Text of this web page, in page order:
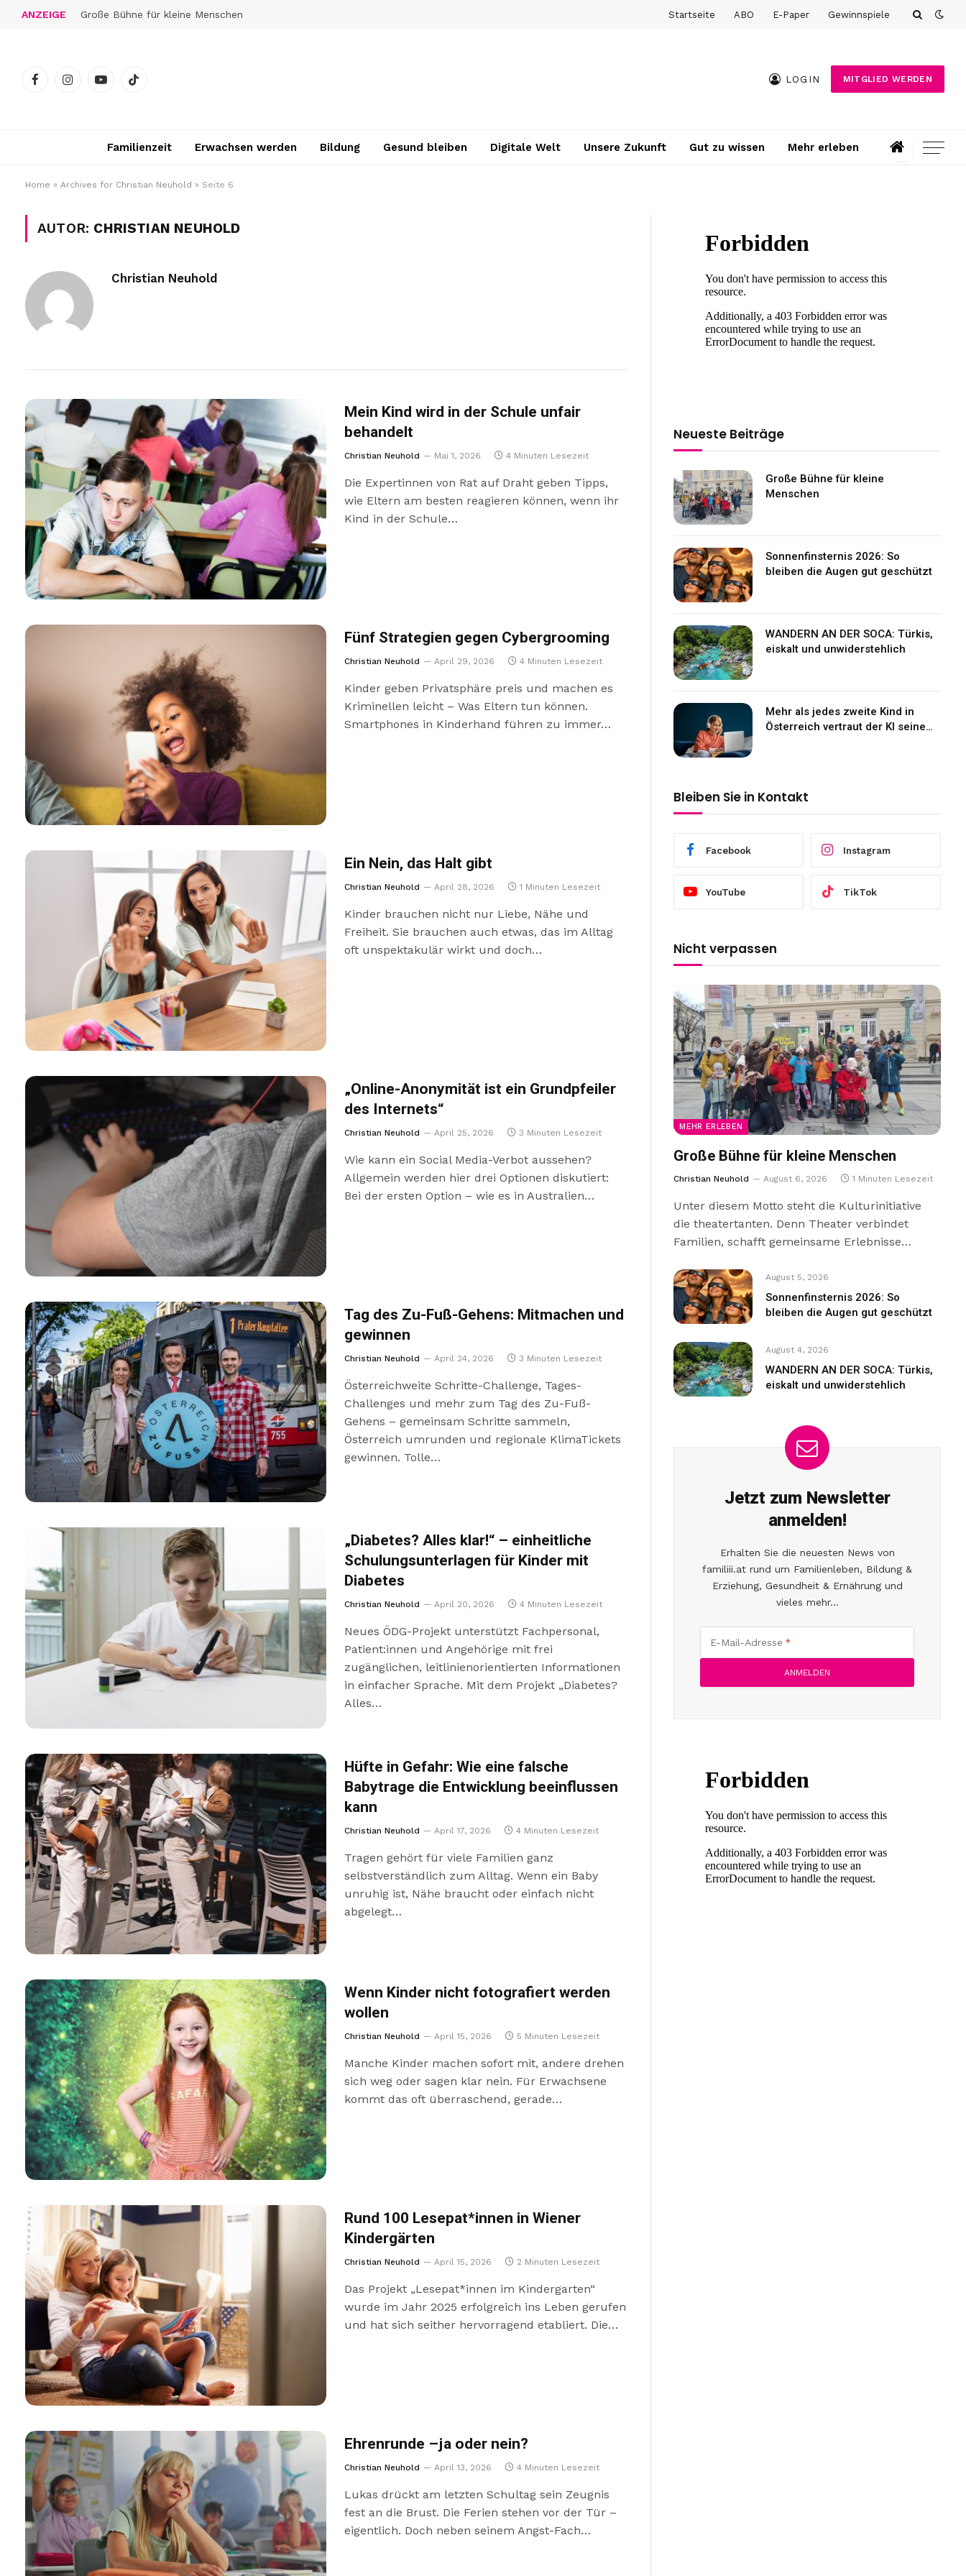
ANZEIGE Große Bühne für kleine Menschen Startseite ABO E-Paper Gewinnspiele
FacebookInstagramYouTubeTikTok
LOGIN MITGLIED WERDEN
Familienzeit Erwachsen werden Bildung Gesund bleiben Digitale Welt Unsere Zukunft Gut zu wissen Mehr erleben
Home » Archives for Christian Neuhold » Seite 6
AUTOR: CHRISTIAN NEUHOLD
Christian Neuhold
Mein Kind wird in der Schule unfair
behandelt
Christian Neuhold Mai 1, 2026 4 Minuten Lesezeit
Die Expertinnen von Rat auf Draht geben Tipps,
wie Eltern am besten reagieren können, wenn ihr
Kind in der Schule…
Fünf Strategien gegen Cybergrooming
Christian Neuhold April 29, 2026 4 Minuten Lesezeit
Kinder geben Privatsphäre preis und machen es
Kriminellen leicht – Was Eltern tun können.
Smartphones in Kinderhand führen zu immer…
Ein Nein, das Halt gibt
Christian Neuhold April 28, 2026 1 Minuten Lesezeit
Kinder​​ brauchen​​ nicht​​ nur​ ​Liebe,​​ Nähe​ ​und​ ​
Freiheit.​ ​Sie​​ brauchen​ ​auch​​ etwas,​​ das​​ im​​ Alltag​
oft unspektakulär wirkt und doch…
„Online-Anonymität ist ein Grundpfeiler
des Internets“
Christian Neuhold April 25, 2026 3 Minuten Lesezeit
Wie kann ein Social Media-Verbot aussehen?
Allgemein werden hier drei Optionen diskutiert:
Bei der ersten Option – wie es in Australien…
Tag des Zu-Fuß-Gehens: Mitmachen und
gewinnen
Christian Neuhold April 24, 2026 3 Minuten Lesezeit
Österreichweite Schritte-Challenge, Tages-
Challenges und mehr zum Tag des Zu-Fuß-
Gehens – gemeinsam Schritte sammeln,
Österreich umrunden und regionale KlimaTickets
gewinnen. Tolle…
„Diabetes? Alles klar!“ – einheitliche
Schulungsunterlagen für Kinder mit
Diabetes
Christian Neuhold April 20, 2026 4 Minuten Lesezeit
Neues ÖDG-Projekt unterstützt Fachpersonal,
Patient:innen und Angehörige mit frei
zugänglichen, leitlinienorientierten Informationen
in einfacher Sprache. Mit dem Projekt „Diabetes?
Alles…
Hüfte in Gefahr: Wie eine falsche
Babytrage die Entwicklung beeinflussen
kann
Christian Neuhold April 17, 2026 4 Minuten Lesezeit
Tragen gehört für viele Familien ganz
selbstverständlich zum Alltag. Wenn ein Baby
unruhig ist, Nähe braucht oder einfach nicht
abgelegt…
Wenn Kinder nicht fotografiert werden
wollen
Christian Neuhold April 15, 2026 5 Minuten Lesezeit
Manche Kinder machen sofort mit, andere drehen
sich weg oder sagen klar nein. Für Erwachsene
kommt das oft überraschend, gerade…
Rund 100 Lesepat*innen in Wiener
Kindergärten
Christian Neuhold April 15, 2026 2 Minuten Lesezeit
Das Projekt „Lesepat*innen im Kindergarten“
wurde im Jahr 2025 erfolgreich ins Leben gerufen
und hat sich seither hervorragend etabliert. Die…
Ehrenrunde –ja oder nein?
Christian Neuhold April 13, 2026 4 Minuten Lesezeit
Lukas drückt am letzten Schultag sein Zeugnis
fest an die Brust. Die Ferien stehen vor der Tür –
eigentlich. Doch neben seinem Angst-Fach…
Neueste Beiträge
Große Bühne für kleine
Menschen
Sonnenfinsternis 2026: So
bleiben die Augen gut geschützt
WANDERN AN DER SOCA: Türkis,
eiskalt und unwiderstehlich
Mehr als jedes zweite Kind in
Österreich vertraut der KI seine
Bleiben Sie in Kontakt
Facebook Instagram
YouTube TikTok
Nicht verpassen
MEHR ERLEBEN
Große Bühne für kleine Menschen
Christian Neuhold August 6, 2026 1 Minuten Lesezeit
Unter diesem Motto steht die Kulturinitiative
die theatertanten. Denn Theater verbindet
Familien, schafft gemeinsame Erlebnisse…
August 5, 2026
Sonnenfinsternis 2026: So
bleiben die Augen gut geschützt
August 4, 2026
WANDERN AN DER SOCA: Türkis,
eiskalt und unwiderstehlich
Jetzt zum Newsletter
anmelden!
Erhalten Sie die neuesten News von
familiii.at rund um Familienleben, Bildung &
Erziehung, Gesundheit & Ernährung und
vieles mehr...
E-Mail-Adresse